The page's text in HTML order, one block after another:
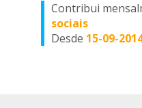
Contribui
sociais
Desde 15-09-